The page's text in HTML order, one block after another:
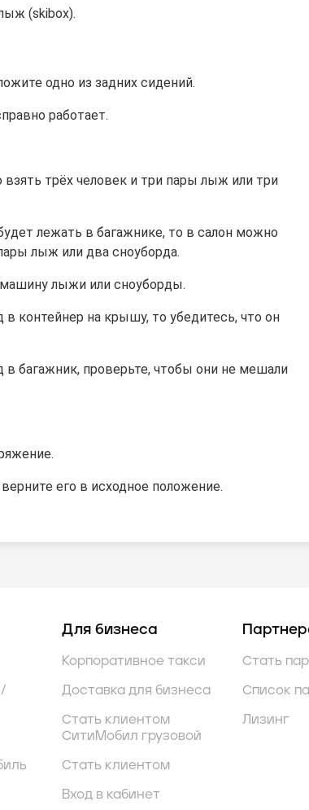
(skibox).
одно из задних сидений.
работает.
трёх человек и три пары лыж или три
лежать в багажнике, то в салон можно
лыж или два сноуборда.
лыжи или сноуборды.
контейнер на крышу, то убедитесь, что он
багажник, проверьте, чтобы они не мешали
его в исходное положение.
Для бизнеса
Корпоративное такси
Доставка для бизнеса
Стать клиентом
СитиМобил грузовой
Стать клиентом
Вход в кабинет
Стать
Список
Лизинг